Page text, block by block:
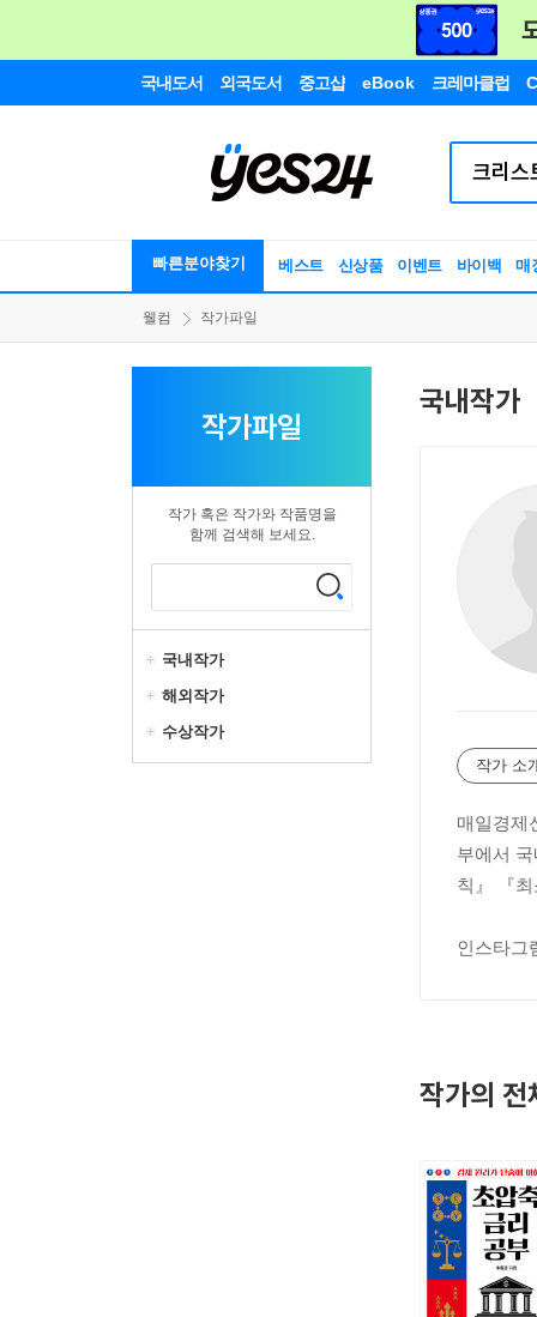
국내도서 외국도서 중고샵 eBook 크레마클럽
빠른분야찾기 베스트 신상품 이벤트 바이백 매
웰컴 작가파일
작가파일
작가 혹은 작가와 작품명을
함께 검색해 보세요.
국내작가
해외작가
수상작가
국내작가
작가 소
매일경제
부에서
칙』 『
인스타그
작가의 전